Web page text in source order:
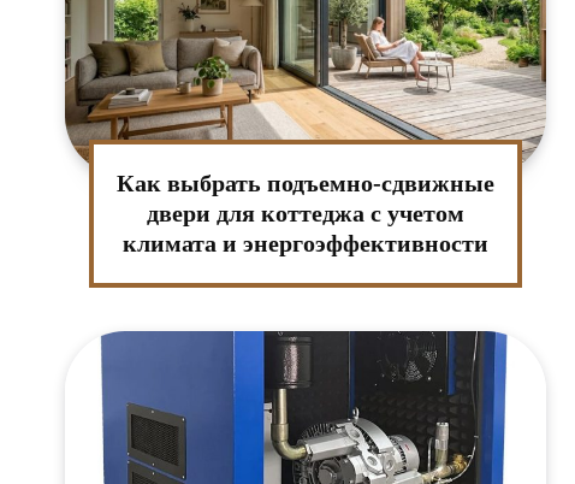
Как выбрать подъемно-сдвижные
двери для коттеджа с учетом
климата и энергоэффективности